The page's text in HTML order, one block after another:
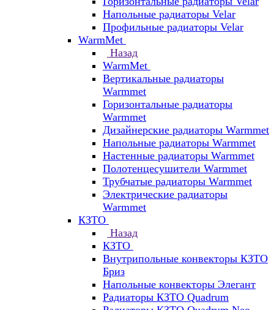
Напольные радиаторы Velar
Профильные радиаторы Velar
WarmMet
Назад
WarmMet
Вертикальные радиаторы
Warmmet
Горизонтальные радиаторы
Warmmet
Дизайнерские радиаторы Warmmet
Напольные радиаторы Warmmet
Настенные радиаторы Warmmet
Полотенцесушители Warmmet
Трубчатые радиаторы Warmmet
Электрические радиаторы
Warmmet
КЗТО
Назад
КЗТО
Внутрипольные конвекторы КЗТО
Бриз
Напольные конвекторы Элегант
Радиаторы КЗТО Quadrum